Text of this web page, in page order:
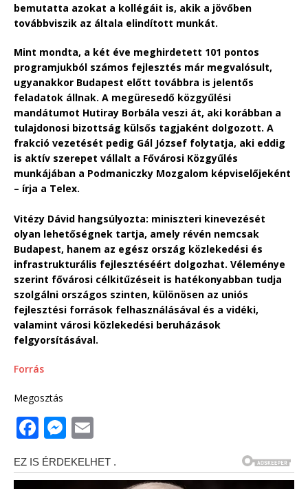
bemutatta azokat a kollégáit is, akik a jövőben
továbbviszik az általa elindított munkát.
Mint mondta, a két éve meghirdetett 101 pontos
programjukból számos fejlesztés már megvalósult,
ugyanakkor Budapest előtt továbbra is jelentős
feladatok állnak. A megüresedő közgyűlési
mandátumot Hutiray Borbála veszi át, aki korábban a
tulajdonosi bizottság külsős tagjaként dolgozott. A
frakció vezetését pedig Gál József folytatja, aki eddig
is aktív szerepet vállalt a Fővárosi Közgyűlés
munkájában a Podmaniczky Mozgalom képviselőjeként
– írja a Telex.
Vitézy Dávid hangsúlyozta: miniszteri kinevezését
olyan lehetőségnek tartja, amely révén nemcsak
Budapest, hanem az egész ország közlekedési és
infrastrukturális fejlesztéséért dolgozhat. Véleménye
szerint fővárosi célkitűzéseit is hatékonyabban tudja
szolgálni országos szinten, különösen az uniós
fejlesztési források felhasználásával és a vidéki,
valamint városi közlekedési beruházások
felgyorsításával.
Forrás
Megosztás
F
a
c
M
ssai